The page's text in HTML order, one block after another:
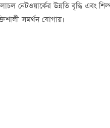
নেটওয়ার্কের উন্নতি বৃদ্ধি এবং
সমর্থন যোগায়।